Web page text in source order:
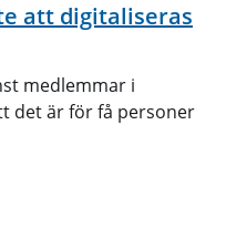
att digitaliseras
medlemmar i
det är för få personer